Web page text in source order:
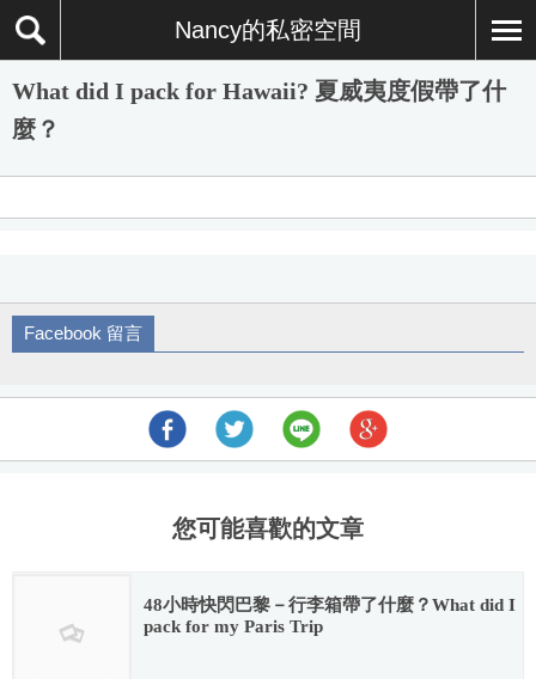
Nancy的私密空間
What did I pack for Hawaii? 夏威夷度假帶了什
麼？
Facebook 留言
您可能喜歡的文章
48小時快閃巴黎－行李箱帶了什麼？What did I
pack for my Paris Trip